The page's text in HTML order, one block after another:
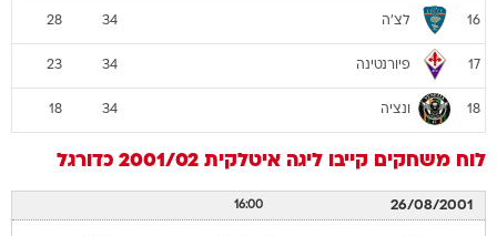
16 לצ'ה 34
28
17 פיורנטינה 34
23
18 ונציה 34
18
לוח משחקים קייבו ליגה איטלקית 2001/02 כדורגל
26/08/2001
16:00